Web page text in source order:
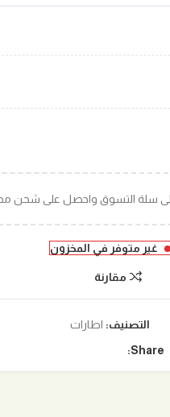
سلة التسوق واحصل على شحن
غير متوفر في المخزون
مقارنة
التصنيف: اطارات
Share: